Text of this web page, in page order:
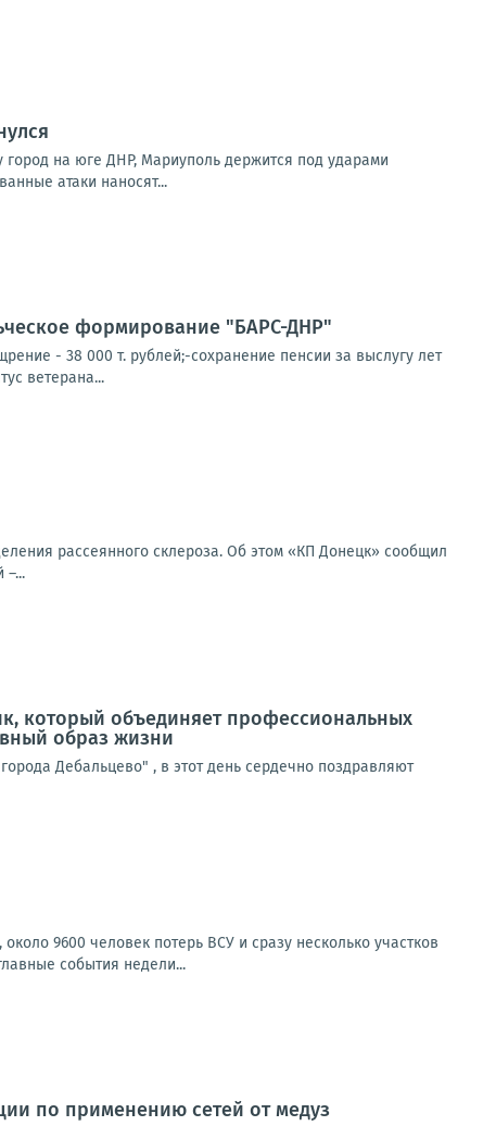
на юге ДНР, Мариуполь держится под ударами
атаки наносят...
формирование "БАРС-ДНР"
- 38 000 т. рублей;-сохранение пенсии за выслугу лет
ветерана...
рассеянного склероза. Об этом «КП Донецк» сообщил
–...
который объединяет профессиональных
образ жизни
Дебальцево" , в этот день сердечно поздравляют
9600 человек потерь ВСУ и сразу несколько участков
события недели...
по применению сетей от медуз